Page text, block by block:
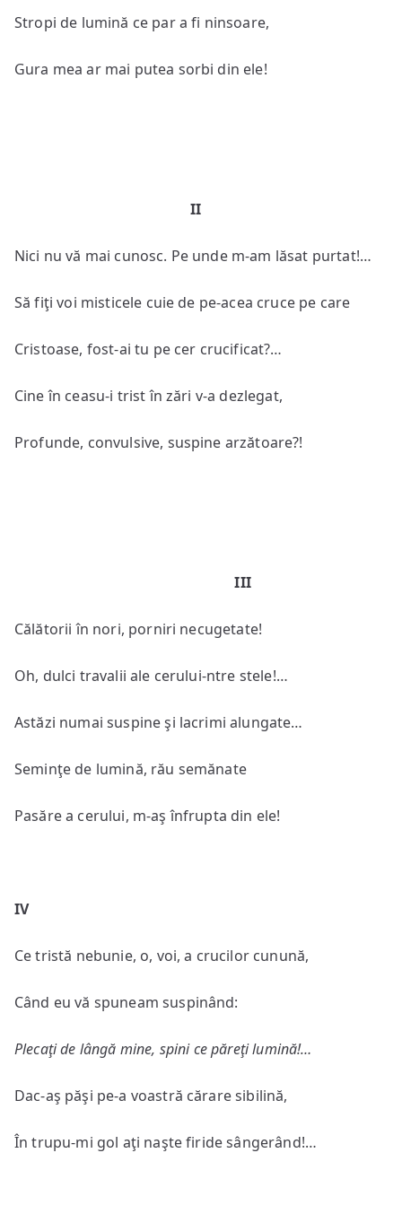
Stropi de lumină ce par a fi ninsoare,
Gura mea ar mai putea sorbi din ele!
II
Nici nu vă mai cunosc. Pe unde m-am lăsat purtat!…
Să fiţi voi misticele cuie de pe-acea cruce pe care
Cristoase, fost-ai tu pe cer crucificat?…
Cine în ceasu-i trist în zări v-a dezlegat,
Profunde, convulsive, suspine arzătoare?!
III
Călătorii în nori, porniri necugetate!
Oh, dulci travalii ale cerului-ntre stele!…
Astăzi numai suspine şi lacrimi alungate…
Seminţe de lumină, rău semănate
Pasăre a cerului, m-aş înfrupta din ele!
IV
Ce tristă nebunie, o, voi, a crucilor cunună,
Când eu vă spuneam suspinând:
Plecaţi de lângă mine, spini ce păreţi lumină!…
Dac-aş păşi pe-a voastră cărare sibilină,
În trupu-mi gol aţi naşte firide sângerând!…